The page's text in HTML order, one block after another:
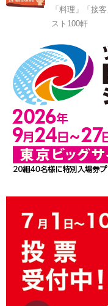
「料理」「接
スト100軒